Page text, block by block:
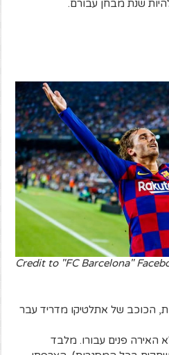
שנת מבחן עבורם.
Credit to "FC Barcelona"
הכוכב של אתלטיקו מדריד עבר
האירה פנים עבורו. מלבד